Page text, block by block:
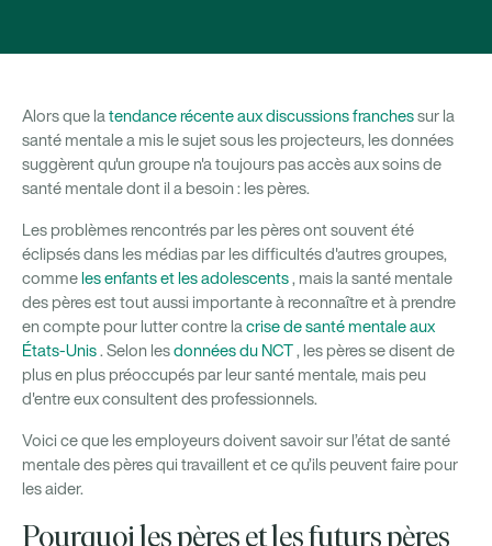
Alors que la tendance récente aux discussions franchessur la
santé mentale a mis le sujet sous les projecteurs, les données
suggèrent qu'un groupe n'a toujours pas accès aux soins de
santé mentale dont il a besoin : les pères.
Les problèmes rencontrés par les pères ont souvent été
éclipsés dans les médias par les difficultés d'autres groupes,
comme les enfants et les adolescents, mais la santé mentale
des pères est tout aussi importante à reconnaître et à prendre
en compte pour lutter contre la crise de santé mentale aux
États-Unis. Selon lesdonnées du NCT, les pères se disent de
plus en plus préoccupés par leur santé mentale, mais peu
d'entre eux consultent des professionnels.
Voici ce que les employeurs doivent savoir sur l’état de santé
mentale des pères qui travaillent et ce qu’ils peuvent faire pour
les aider.
Pourquoi les pères et les futurs pères